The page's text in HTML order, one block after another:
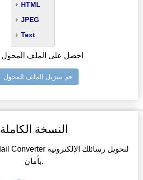
HTML
JPEG
Text
3) احصل على الملف المحول
قم بتنزيل الملف المحول
النسخة الكاملة
بأمان.